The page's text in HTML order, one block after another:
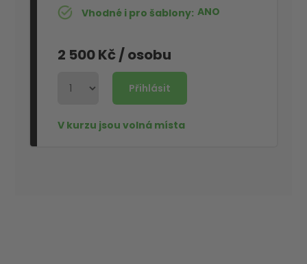
Vhodné i pro šablony ANO
2 500 Kč/ osobu